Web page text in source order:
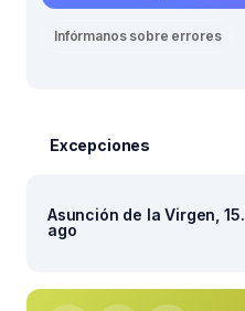
Infórmanos sobre errores
Excepciones
Asunción de la Virgen, 15.
ago